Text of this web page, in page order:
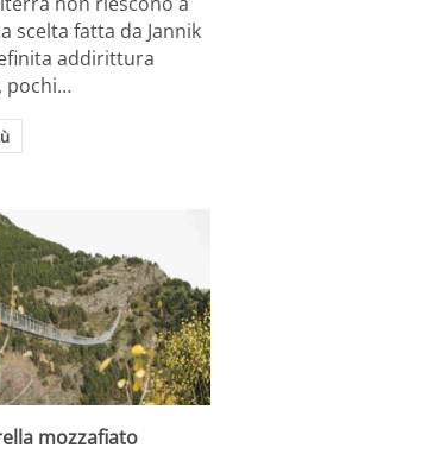
scelta fatta da Jannik
addirittura
pochi…
mozzafiato